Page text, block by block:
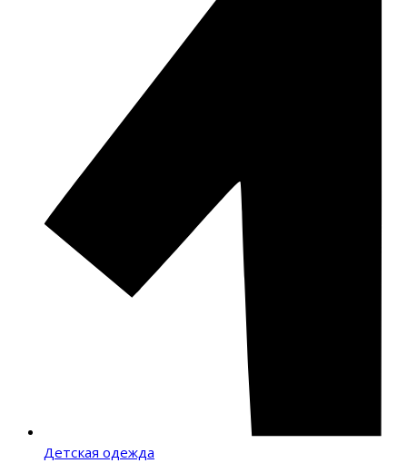
Детская одежда